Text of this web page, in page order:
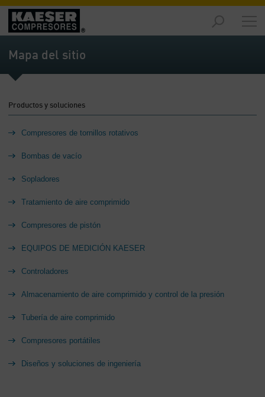
Productos
y
soluciones
-
Servicios
Contenido
Recursos
aire
comprimido
Contenido
Conozca
-
Mapa del sitio
Productos y soluciones
Compresores de tornillos rotativos
Bombas de vacío
Sopladores
Tratamiento de aire comprimido
Compresores de pistón
EQUIPOS DE MEDICIÓN KAESER
Controladores
Almacenamiento de aire comprimido y control de la presión
Tubería de aire comprimido
Compresores portátiles
Diseños y soluciones de ingeniería